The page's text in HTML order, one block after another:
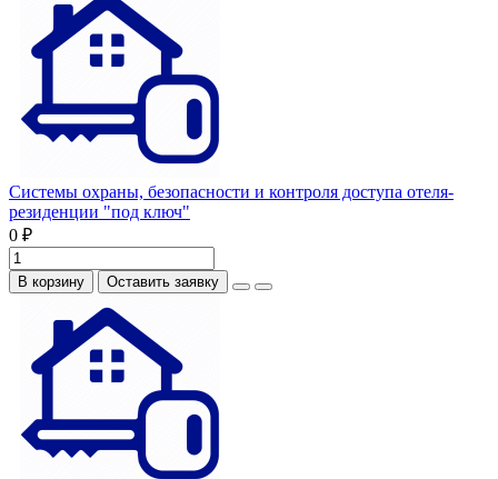
Системы охраны, безопасности и контроля доступа отеля-
резиденции "под ключ"
0 ₽
В корзину Оставить заявку